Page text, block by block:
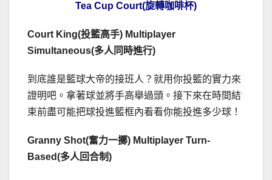
Tea Cup Court(旋轉咖啡杯)
Court King(投籃高手) Multiplayer
Simultaneous(多人同時進行)
到底誰是籃球大帝的接班人？就用你投籃的實力來
證明吧。拿著球並將手高舉過頭。接下來在時間結
束前盡可能把球投進籃框內看看你能投進多少球！
Granny Shot(奮力一擲) Multiplayer Turn-
Based(多人回合制)